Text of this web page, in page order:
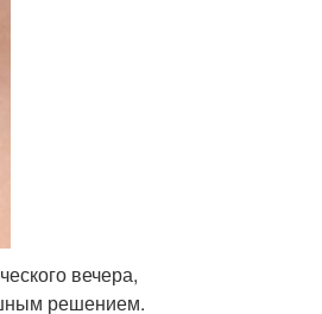
вечера,
решением.